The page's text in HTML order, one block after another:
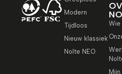
Modern
Tijdloos
Nieuw klassiek
Nolte NEO
Wie